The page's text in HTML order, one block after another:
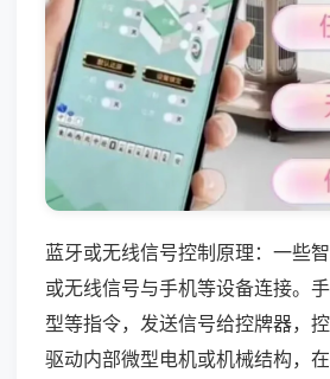
蓝牙或无线信号控制原理：一些
或无线信号与手机等设备连接。
型等指令，发送信号给控牌器，
驱动内部微型电机或机械结构，